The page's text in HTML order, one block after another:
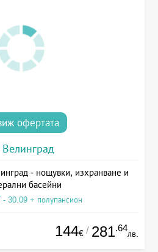
офертата
Велинград
- нощувки, изхранване и
басейни
- 30.09 + полупансион
144€ / 281.64
лв.